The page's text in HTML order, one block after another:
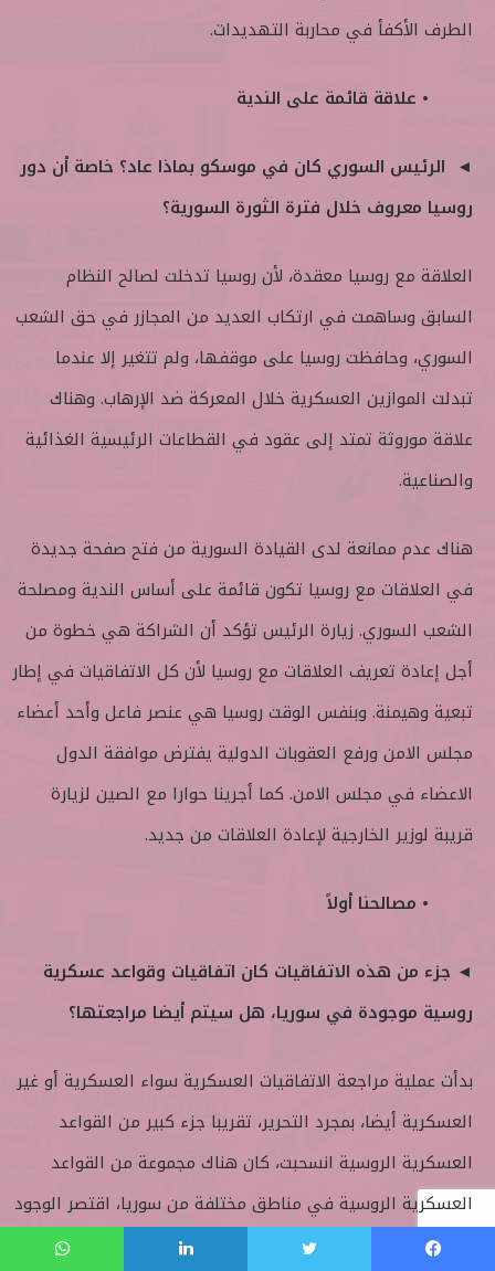
الطرف الأكفأ في محاربة التهديدات.
• علاقة قائمة على الندية
◄ الرئيس السوري كان في موسكو بماذا عاد؟ خاصة أن دور
روسيا معروف خلال فترة الثورة السورية؟
العلاقة مع روسيا معقدة، لأن روسيا تدخلت لصالح النظام
السابق وساهمت في ارتكاب العديد من المجازر في حق الشعب
السوري، وحافظت روسيا على موقفها، ولم تتغير إلا عندما
تبدلت الموازين العسكرية خلال المعركة ضد الإرهاب. وهناك
علاقة موروثة تمتد إلى عقود في القطاعات الرئيسية الغذائية
والصناعية.
هناك عدم ممانعة لدى القيادة السورية من فتح صفحة جديدة
في العلاقات مع روسيا تكون قائمة على أساس الندية ومصلحة
الشعب السوري. زيارة الرئيس تؤكد أن الشراكة هي خطوة من
أجل إعادة تعريف العلاقات مع روسيا لأن كل الاتفاقيات في إطار
تبعية وهيمنة. وبنفس الوقت روسيا هي عنصر فاعل وأحد أعضاء
مجلس الامن ورفع العقوبات الدولية يفترض موافقة الدول
الاعضاء في مجلس الامن. كما أجرينا حوارا مع الصين لزيارة
قريبة لوزير الخارجية لإعادة العلاقات من جديد.
• مصالحنا أولاً
◄ جزء من هذه الاتفاقيات كان اتفاقيات وقواعد عسكرية
روسية موجودة في سوريا، هل سيتم أيضا مراجعتها؟
بدأت عملية مراجعة الاتفاقيات العسكرية سواء العسكرية أو غير
العسكرية أيضا، بمجرد التحرير، تقريبا جزء كبير من القواعد
العسكرية الروسية انسحبت، كان هناك مجموعة من القواعد
العسكرية الروسية في مناطق مختلفة من سوريا، اقتصر الوجود
الروسي الان على وجود محدود ضمن قاعدة حميميم وطرطوس.